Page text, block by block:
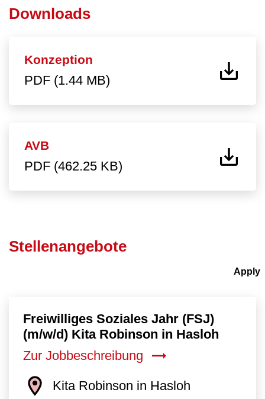
Downloads
Konzeption
PDF (1.44 MB)
AVB
PDF (462.25 KB)
Stellenangebote
Freiwilliges Soziales Jahr (FSJ)
(m/w/d) Kita Robinson in Hasloh
Zur Jobbeschreibung
Kita Robinson in Hasloh